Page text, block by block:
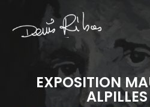
EXPOSITION